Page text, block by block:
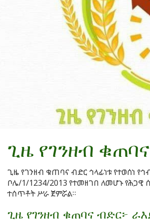
ጊዜ የገንዘብ
ጊዜ የገንዘብ ቁጠባና ብድር ኅላፊነቱ የተወሰነ
ቦሌ/1/1234/2013 የተመዘገበ ለመሆኑ የሕጋዊ
ተሰጥቶት ሥራ ጀምሯል።
ጊዜ የገንዘብ ቁጠባና ብድር፦